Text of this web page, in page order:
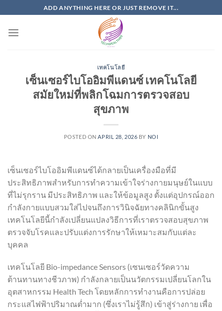
to
content
ADD ANYTHING HERE OR JUST REMOVE IT...
เทคโนโลยี
เซ็นเซอร์ไบโออิมพีแดนซ์ เทคโนโลยี
สมัยใหม่ที่พลิกโฉมการตรวจสอบ
สุขภาพ
POSTED ON APRIL 28, 2026 BY NOI
เซ็นเซอร์ไบโออิมพีแดนซ์ได้กลายเป็นเครื่องมือที่มี
ประสิทธิภาพสำหรับการทำความเข้าใจร่างกายมนุษย์ในแบบ
ที่ไม่รุกราน มีประสิทธิภาพ และให้ข้อมูลสูง ตั้งแต่อุปกรณ์ออก
กำลังกายแบบสวมใส่ไปจนถึงการวินิจฉัยทางคลินิกขั้นสูง
เทคโนโลยีนี้กำลังเปลี่ยนแปลงวิธีการที่เราตรวจสอบสุขภาพ
ตรวจจับโรคและปรับแต่งการรักษาให้เหมาะสมกับแต่ละ
บุคคล
เทคโนโลยี Bio-impedance Sensors (เซนเซอร์วัดความ
ต้านทานทางชีวภาพ) กำลังกลายเป็นนวัตกรรมเปลี่ยนโลกใน
อุตสาหกรรม Health Tech โดยหลักการทำงานคือการปล่อย
กระแสไฟฟ้าปริมาณต่ำมาก (ซึ่งเราไม่รู้สึก) เข้าสู่ร่างกาย เพื่อ